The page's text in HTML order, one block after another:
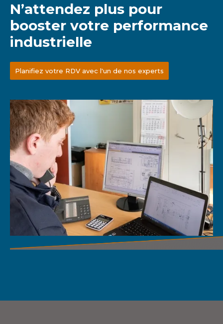
N’attendez plus pour
booster votre performance
industrielle
Planifiez votre RDV avec l'un de nos experts